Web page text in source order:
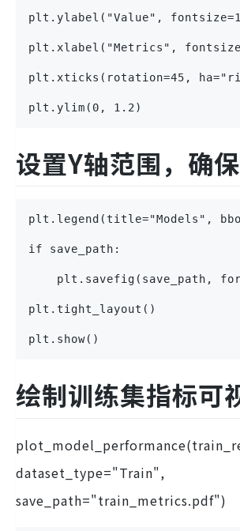
plt.ylabel("Value",
plt.xlabel("Metrics",
plt.xticks(rotation=45,
plt.ylim(0, 1.2)
设置Y轴范围，确
plt.legend(title="Models",
if save_path:
plt.savefig(save_path,
plt.tight_layout()
plt.show()
绘制训练集指标可
dataset_type="Train",
save_path="train_metrics.pdf")